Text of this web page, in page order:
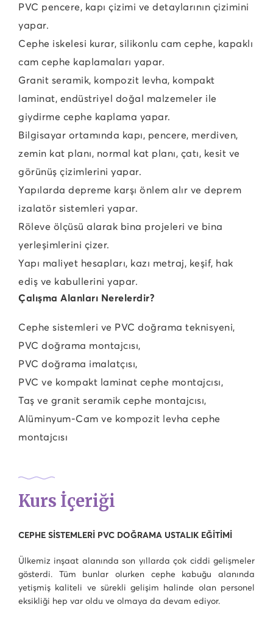
PVC pencere, kapı çizimi ve detaylarının çizimini
yapar.
Cephe iskelesi kurar, silikonlu cam cephe, kapaklı
cam cephe kaplamaları yapar.
Granit seramik, kompozit levha, kompakt
laminat, endüstriyel doğal malzemeler ile
giydirme cephe kaplama yapar.
Bilgisayar ortamında kapı, pencere, merdiven,
zemin kat planı, normal kat planı, çatı, kesit ve
görünüş çizimlerini yapar.
Yapılarda depreme karşı önlem alır ve deprem
izalatör sistemleri yapar.
Röleve ölçüsü alarak bina projeleri ve bina
yerleşimlerini çizer.
Yapı maliyet hesapları, kazı metraj, keşif, hak
ediş ve kabullerini yapar.
Çalışma Alanları Nerelerdir?
Cephe sistemleri ve PVC doğrama teknisyeni,
PVC doğrama montajcısı,
PVC doğrama imalatçısı,
PVC ve kompakt laminat cephe montajcısı,
Taş ve granit seramik cephe montajcısı,
Alüminyum-Cam ve kompozit levha cephe
montajcısı
Kurs İçeriği
CEPHE SİSTEMLERİ PVC DOĞRAMA USTALIK EĞİTİMİ
Ülkemiz inşaat alanında son yıllarda çok ciddi gelişmeler
gösterdi. Tüm bunlar olurken cephe kabuğu alanında
yetişmiş kaliteli ve sürekli gelişim halinde olan personel
eksikliği hep var oldu ve olmaya da devam ediyor.